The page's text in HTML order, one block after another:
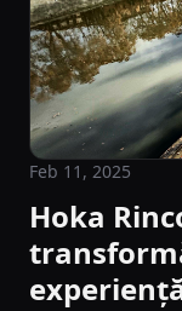
Feb 11, 2025
Hoka